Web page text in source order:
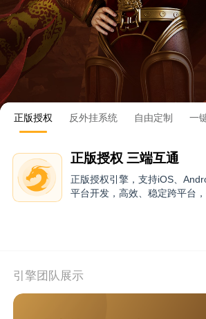
正版授权 反外挂系统 自由定制 一
正版授权 三端互通
正版授权引擎，支持iOS、
平台开发，高效、稳定跨平台，
引擎团队展示